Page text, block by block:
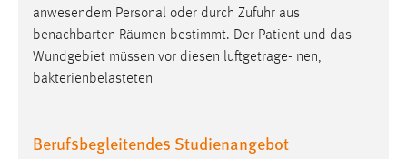
anwesendem Personal oder durch Zufuhr aus
benachbarten Räumen bestimmt. Der Patient und das
Wundgebiet müssen vor diesen luftgetrage- nen,
bakterienbelasteten
Berufsbegleitendes Studienangebot